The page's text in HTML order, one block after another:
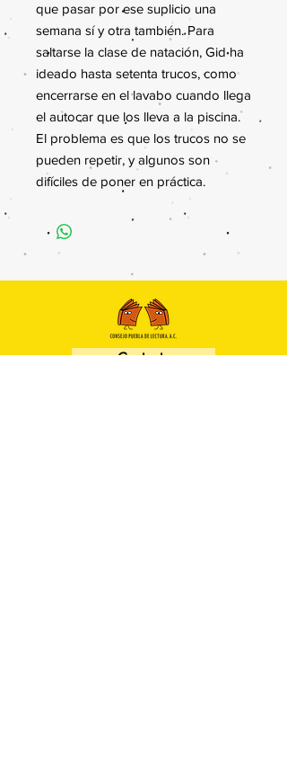
que pasar por ese suplicio una
semana sí y otra también. Para
saltarse la clase de natación, Gid ha
ideado hasta setenta trucos, como
encerrarse en el lavabo cuando llega
el autocar que los lleva a la piscina.
El problema es que los trucos no se
pueden repetir, y algunos son
difíciles de poner en práctica.
Contacto